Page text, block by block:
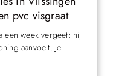
pvc visgraat
een week vergeet; hij
aanvoelt. Je